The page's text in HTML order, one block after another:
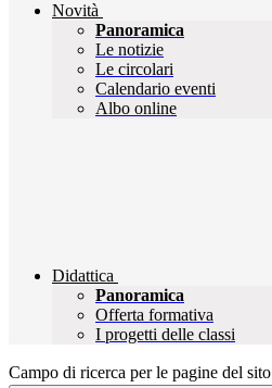
Novità
Panoramica
Le notizie
Le circolari
Calendario eventi
Albo online
Didattica
Panoramica
Offerta formativa
I progetti delle classi
Campo di ricerca per le pagine del sito